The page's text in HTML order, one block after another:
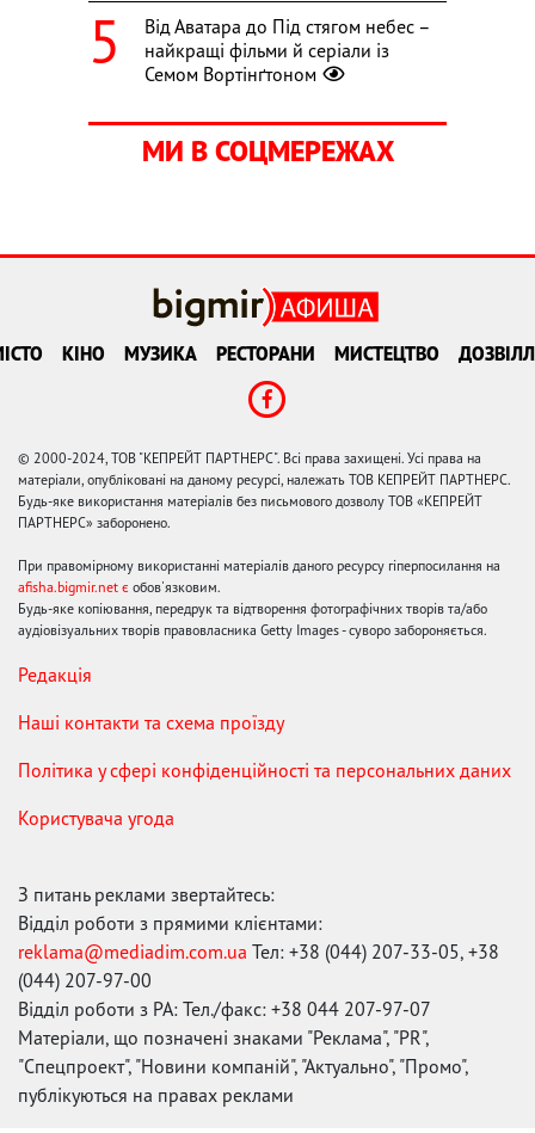
Від Аватара до Під стягом небес –
найкращі фільми й серіали із
Семом Вортінґтоном
МИ В СОЦМЕРЕЖАХ
КІНО МУЗИКА РЕСТОРАНИ МИСТЕЦТВО
© 2000-2024, ТОВ "КЕПРЕЙТ ПАРТНЕРС". Всі права захищені. Усі права на
матеріали, опубліковані на даному ресурсі, належать ТОВ КЕПРЕЙТ ПАРТНЕРС.
Будь-яке використання матеріалів без письмового дозволу ТОВ «КЕПРЕЙТ
ПАРТНЕРС» заборонено.
При правомірному використанні матеріалів даного ресурсу гіперпосилання на
afisha.bigmir.net є обов'язковим.
Будь-яке копіювання, передрук та відтворення фотографічних творів та/або
аудіовізуальних творів правовласника Getty Images - суворо забороняється.
Редакція
Наші контакти та схема проїзду
Політика у сфері конфіденційності та персональних даних
Користувача угода
З питань реклами звертайтесь:
Відділ роботи з прямими клієнтами:
reklama@mediadim.com.ua Тел: +38 (044) 207-33-05, +38
(044) 207-97-00
Відділ роботи з РА: Тел./факс: +38 044 207-97-07
Матеріали, що позначені знаками "Реклама", "PR",
"Спецпроект", "Новини компаній", "Актуально", "Промо",
публікуються на правах реклами